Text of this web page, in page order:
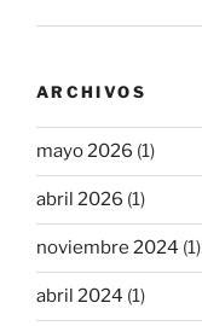
ARCHIVOS
mayo 2026 (1)
abril 2026 (1)
noviembre 2024 (1)
abril 2024 (1)